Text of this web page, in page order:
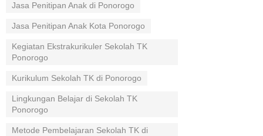
Jasa Penitipan Anak di Ponorogo
Jasa Penitipan Anak Kota Ponorogo
Kegiatan Ekstrakurikuler Sekolah TK
Ponorogo
Kurikulum Sekolah TK di Ponorogo
Lingkungan Belajar di Sekolah TK
Ponorogo
Metode Pembelajaran Sekolah TK di